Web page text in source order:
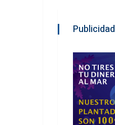
Publicidad